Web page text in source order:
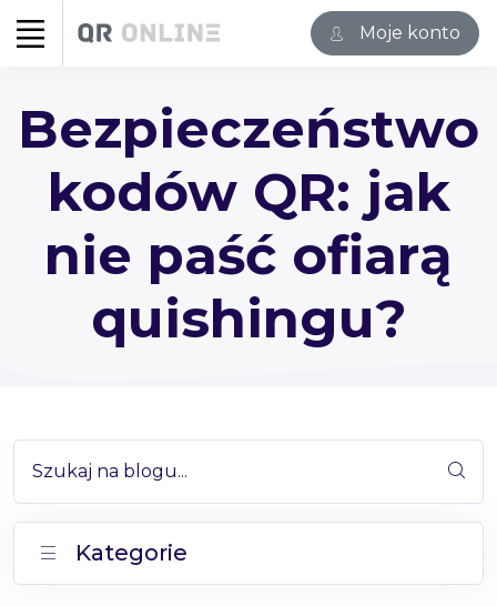
Moje konto
Bezpieczeństwo
kodów QR: jak
nie paść ofiarą
quishingu?
Szukaj na blogu...
Kategorie